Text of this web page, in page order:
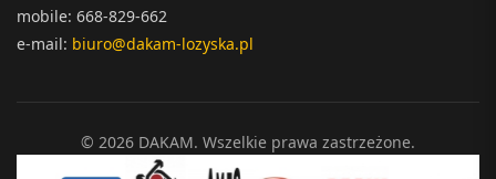
mobile: 668-829-662
e-mail: biuro@dakam-lozyska.pl
© 2026 DAKAM. Wszelkie prawa zastrzeżone.